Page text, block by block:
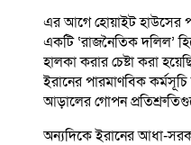
এর আগে হোয়াইট হাউসের
একটি ‘রাজনৈতিক দলিল’
হালকা করার চেষ্টা করা
ইরানের পারমাণবিক কর্মসূচি
আড়ালের গোপন
অন্যদিকে ইরানের আধা-